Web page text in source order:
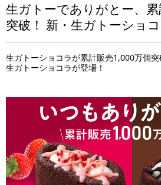
生ガトーでありがとー、
突破！ 新・生ガトーショコ
生ガトーショコラが累計販売1,000万個
生ガトーショコラが登場！